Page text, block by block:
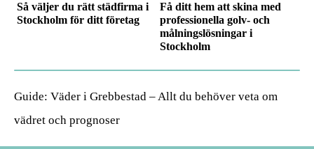
Så väljer du rätt städfirma i
Stockholm för ditt företag
Få ditt hem att skina med
professionella golv- och
målningslösningar i
Stockholm
Guide: Väder i Grebbestad – Allt du behöver veta om
vädret och prognoser